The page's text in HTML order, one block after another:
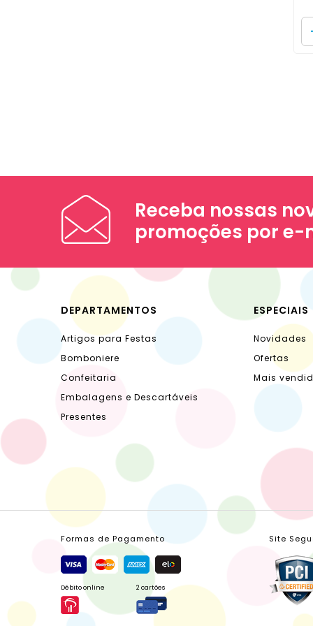
Receba nossas
promoções por e-
DEPARTAMENTOS
Artigos para Festas
Bomboniere
Confeitaria
Embalagens e Descartáveis
Presentes
ESPECIAIS
Novidades
Ofertas
Mais
Formas de Pagamento
Débito online 2 cartões
Site